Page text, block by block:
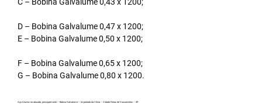
D – Bobina Galvalume 0,47 x 1200;
E – Bobina Galvalume 0,50 x 1200;
F – Bobina Galvalume 0,65 x 1200;
G – Bobina Galvalume 0,80 x 1200.
Aço Aluzinc no atacado, principalmente – Bobina Galvalume – Importada da China – Cidade Ferraz de Vasconcelos – SP.